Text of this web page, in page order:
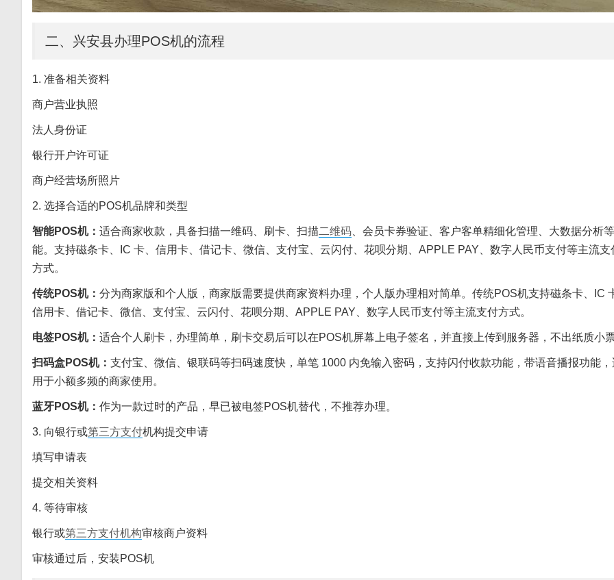
二、兴安县办理POS机的流程
1. 准备相关资料
商户营业执照
法人身份证
银行开户许可证
商户经营场所照片
2. 选择合适的POS机品牌和类型
智能POS机： 适合商家收款，具备扫描一维码、刷卡、扫描二维码 、会员卡券验证、客户客单精细化管理、大数据分析
能。支持磁条卡、IC 卡、信用卡、借记卡、微信、支付宝、云闪付、花呗分期、APPLE PAY、数字人民币支付等主流支
方式。
传统POS机： 分为商家版和个人版，商家版需要提供商家资料办理，个人版办理相对简单。传统POS机支持磁条卡、IC
信用卡、借记卡、微信、支付宝、云闪付、花呗分期、APPLE PAY、数字人民币支付等主流支付方式。
电签POS机： 适合个人刷卡，办理简单，刷卡交易后可以在POS机屏幕上电子签名，并直接上传到服务器，不出纸质小
扫码盒POS机： 支付宝、微信、银联码等扫码速度快，单笔 1000 内免输入密码，支持闪付收款功能，带语音播报功能，
用于小额多频的商家使用。
蓝牙POS机： 作为一款过时的产品，早已被电签POS机替代，不推荐办理。
3. 向银行或第三方支付机构提交申请
填写申请表
提交相关资料
4. 等待审核
银行或第三方支付机构审核商户资料
审核通过后，安装POS机